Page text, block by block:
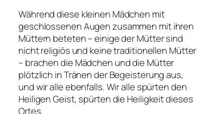
Während diese kleinen Mädchen mit
geschlossenen Augen zusammen mit ihren
Müttern beteten – einige der Mütter sind
nicht religiös und keine traditionellen Mütter
– brachen die Mädchen und die Mütter
plötzlich in Tränen der Begeisterung aus,
und wir alle ebenfalls. Wir alle spürten den
Heiligen Geist, spürten die Heiligkeit dieses
Ortes.